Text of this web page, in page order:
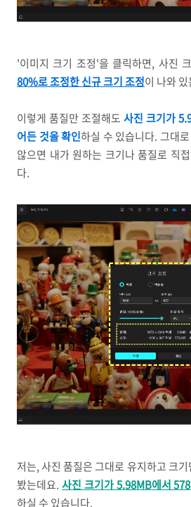
'이미지 크기 조정'을 클릭하면, 사진
80%로 조정한 신규 크기 조정이 나와
이렇게 품질만 조절해도 사진 크기가
어든 것을 확인하실 수 있습니다. 그대
않으면 내가 원하는 크기나 품질로 직
다.
저는, 사진 품질은 그대로 유지하고 크
봤는데요. 사진 크기가 5.98MB에서
하실 수 있습니다.